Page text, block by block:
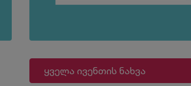
ყველა ივენთის ნახვა